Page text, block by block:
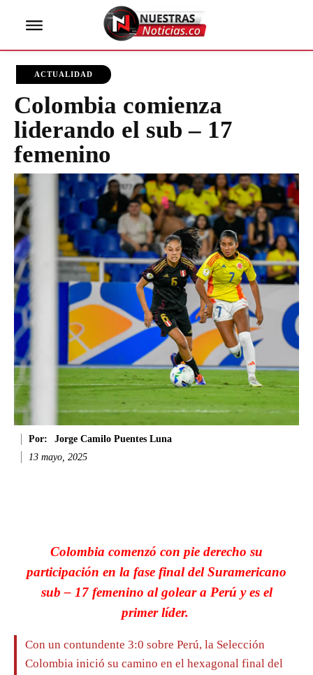
ACTUALIDAD
Colombia comienza
liderando el sub – 17
femenino
Por:
Jorge Camilo Puentes Luna
13 mayo, 2025
Colombia comenzó con pie derecho su
participación en la fase final del Suramericano
sub – 17 femenino al golear a Perú y es el
primer líder.
Con un contundente 3:0 sobre Perú, la Selección
Colombia inició su camino en el hexagonal final del